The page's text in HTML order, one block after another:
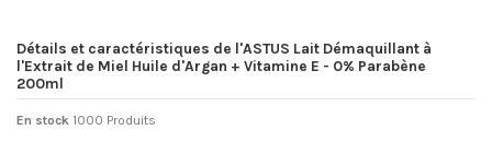
Détails et caractéristiques de l'ASTUS Lait Démaquillant à
l'Extrait de Miel Huile d'Argan + Vitamine E - 0% Parabène
200ml
En stock 1000 Produits